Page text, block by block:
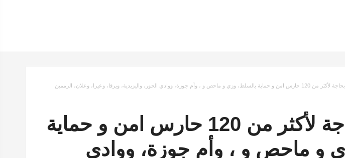
وزي و ماحص و ، وأم جوزة، ووادي الحور، واليزيدية، ويرقا، وعيرا، وعلان، الرممين
#عاجل! بحاجة لأكثر من 120 حارس امن و حماية
و ماحص و ، وأم جوزة، ووادي